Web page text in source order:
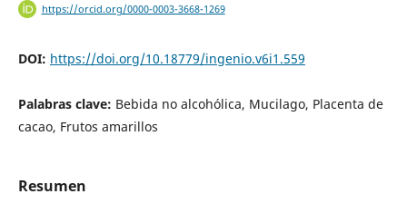
https://orcid.org/0000-0003-3668-1269
DOI: https://doi.org/10.18779/ingenio.v6i1.559
Palabras clave: Bebida no alcohólica, Mucilago, Placenta de
cacao, Frutos amarillos
Resumen